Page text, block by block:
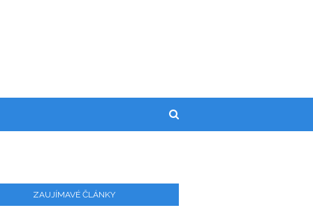
ZAUJÍMAVÉ ČLÁNKY